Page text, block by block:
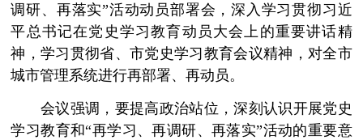
调研、再落实”活动动员部署会，深入学习贯彻习近
平总书记在党史学习教育动员大会上的重要讲话精
神，学习贯彻省、市党史学习教育会议精神，对全市
城市管理系统进行再部署、再动员。
会议强调，要提高政治站位，深刻认识开展党史
学习教育和“再学习、再调研、再落实”活动的重要意